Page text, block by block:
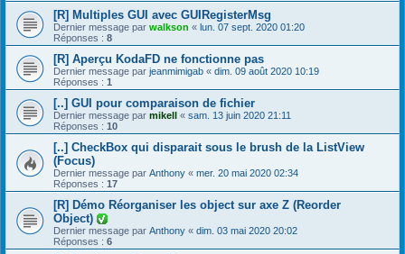
[R] Multiples GUI avec GUIRegisterMsg
Dernier message par walkson « lun. 07 sept. 2020 01:20
Réponses : 8
[R] Aperçu KodaFD ne fonctionne pas
Dernier message par jeanmimigab « dim. 09 août 2020 10:19
Réponses : 1
[..] GUI pour comparaison de fichier
Dernier message par mikell « sam. 13 juin 2020 21:11
Réponses : 10
[..] CheckBox qui disparait sous le brush de la ListView
(Focus)
Dernier message par Anthony « mer. 20 mai 2020 02:34
Réponses : 17
[R] Démo Réorganiser les object sur axe Z (Reorder
Object)
Dernier message par Anthony « dim. 03 mai 2020 20:02
Réponses : 6